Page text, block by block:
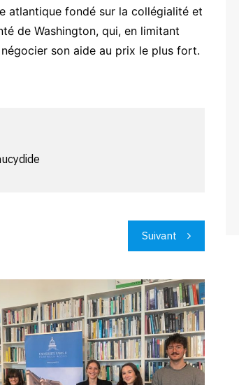
atlantique fondé sur la collégialité et
de Washington, qui, en limitant
négocier son aide au prix le plus fort.
Suivant